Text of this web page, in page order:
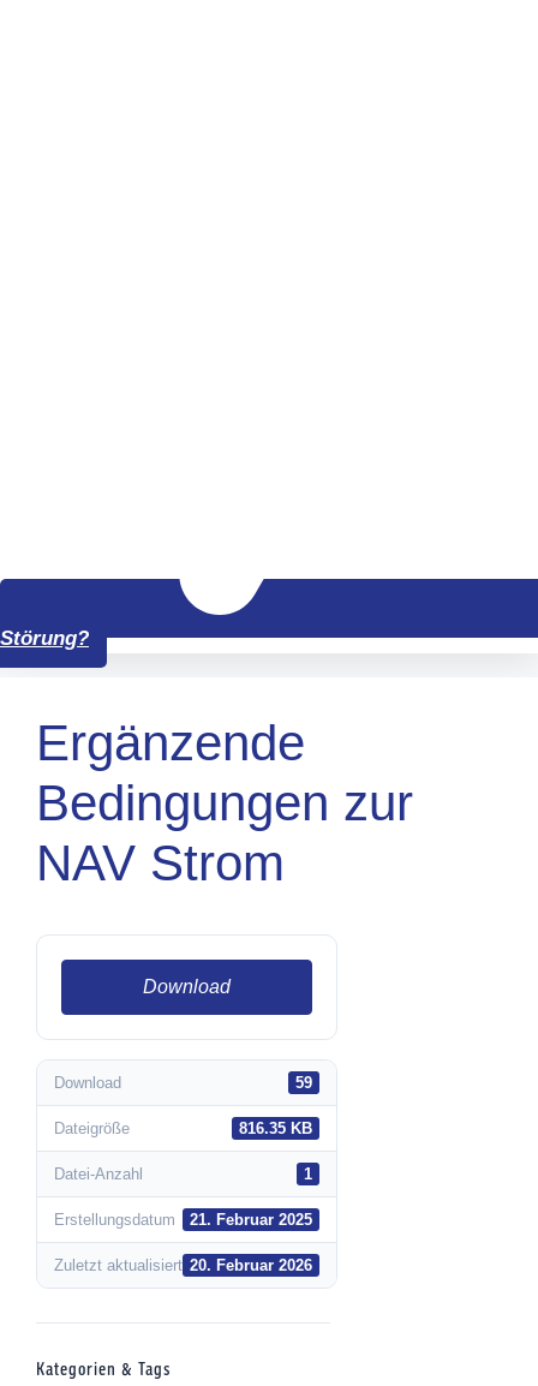
Störung?
Ergänzende
Bedingungen zur
NAV Strom
Download
Download 59
Dateigröße 816.35 KB
Datei-Anzahl 1
Erstellungsdatum 21. Februar 2025
Zuletzt aktualisiert 20. Februar 2026
Kategorien & Tags